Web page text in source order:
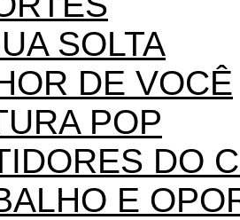
SOLTA
DE VOCÊ
POP
DO
E